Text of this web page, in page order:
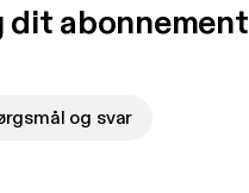
dit abonnement
og svar